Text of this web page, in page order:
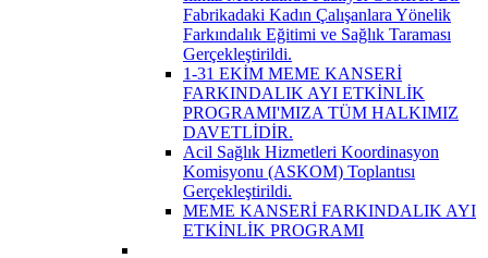
Fabrikadaki Kadın Çalışanlara Yönelik
Farkındalık Eğitimi ve Sağlık Taraması
Gerçekleştirildi.
1-31 EKİM MEME KANSERİ
FARKINDALIK AYI ETKİNLİK
PROGRAMI'MIZA TÜM HALKIMIZ
DAVETLİDİR.
Acil Sağlık Hizmetleri Koordinasyon
Komisyonu (ASKOM) Toplantısı
Gerçekleştirildi.
MEME KANSERİ FARKINDALIK AYI
ETKİNLİK PROGRAMI